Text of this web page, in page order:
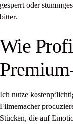
gesperrt oder
bitter.
Wie
Ich nutze
Filmemacher
Stücken, die auf